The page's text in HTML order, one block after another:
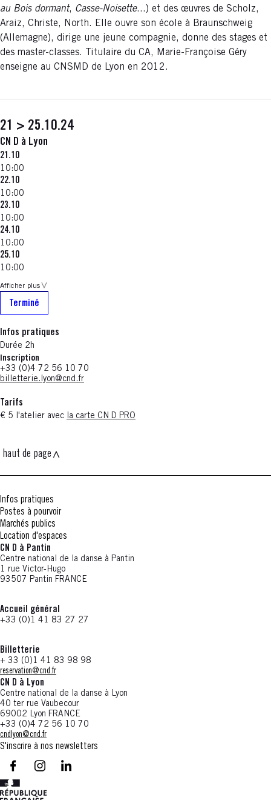
au Bois dormant, Casse-Noisette...) et des œuvres de Scholz,
Araiz, Christe, North. Elle ouvre son école à Braunschweig
(Allemagne), dirige une jeune compagnie, donne des stages et
des master-classes. Titulaire du CA, Marie-Françoise Géry
enseigne au CNSMD de Lyon en 2012.
21 > 25.10.24
CN D à Lyon
21.10
10:00
22.10
10:00
23.10
10:00
24.10
10:00
25.10
10:00
Afficher plus
Terminé
Infos pratiques
Durée 2h
Inscription
+33 (0)4 72 56 10 70
billetterie.lyon@cnd.fr
Tarifs
€ 5 l'atelier avec la carte CN D PRO
haut de page
Infos pratiques
Postes à pourvoir
Marchés publics
Location d'espaces
CN D à Pantin
Centre national de la danse à Pantin
1 rue Victor-Hugo
93507 Pantin FRANCE
Accueil général
+33 (0)1 41 83 27 27
Billetterie
+ 33 (0)1 41 83 98 98
reservation@cnd.fr
CN D à Lyon
Centre national de la danse à Lyon
40 ter rue Vaubecour
69002 Lyon FRANCE
+33 (0)4 72 56 10 70
cndlyon@cnd.fr
S'inscrire à nos newsletters
facebook - CN D - Nouvelle fenêtre
instagram - CN D - Nouvelle fenêtre
LinkedIn - CN D - Nouvelle fenêtre